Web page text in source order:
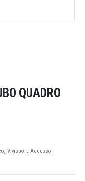
QUADRO
, Vivisport, Accessori